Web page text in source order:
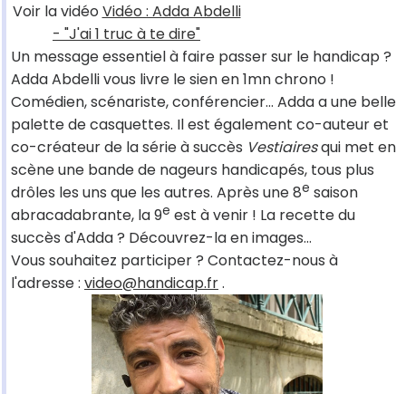
Voir la vidéo Vidéo : Adda Abdelli
- "J'ai 1 truc à te dire"
Un message essentiel à faire passer sur le handicap ?
Adda Abdelli vous livre le sien en 1mn chrono !
Comédien, scénariste, conférencier… Adda a une belle
palette de casquettes. Il est également co-auteur et
co-créateur de la série à succès Vestiairesqui met en
scène une bande de nageurs handicapés, tous plus
drôles les uns que les autres. Après une 8e saison
abracadabrante, la 9e est à venir ! La recette du
succès d'Adda ? Découvrez-la en images…
Vous souhaitez participer ? Contactez-nous à
l'adresse : video@handicap.fr.